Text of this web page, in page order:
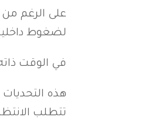
على الرغم
لضغوط
في الوقت
هذه
تتطلب